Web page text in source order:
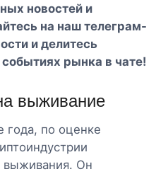
новостей и
на наш телеграм-
и делитесь
рынка в чате!
выживание
по оценке
выживания. Он